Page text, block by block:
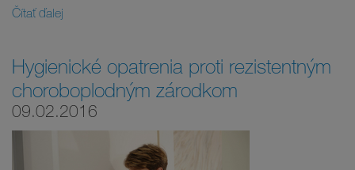
Čítať ďalej
Hygienické opatrenia proti rezistentným
choroboplodným zárodkom
09.02.2016